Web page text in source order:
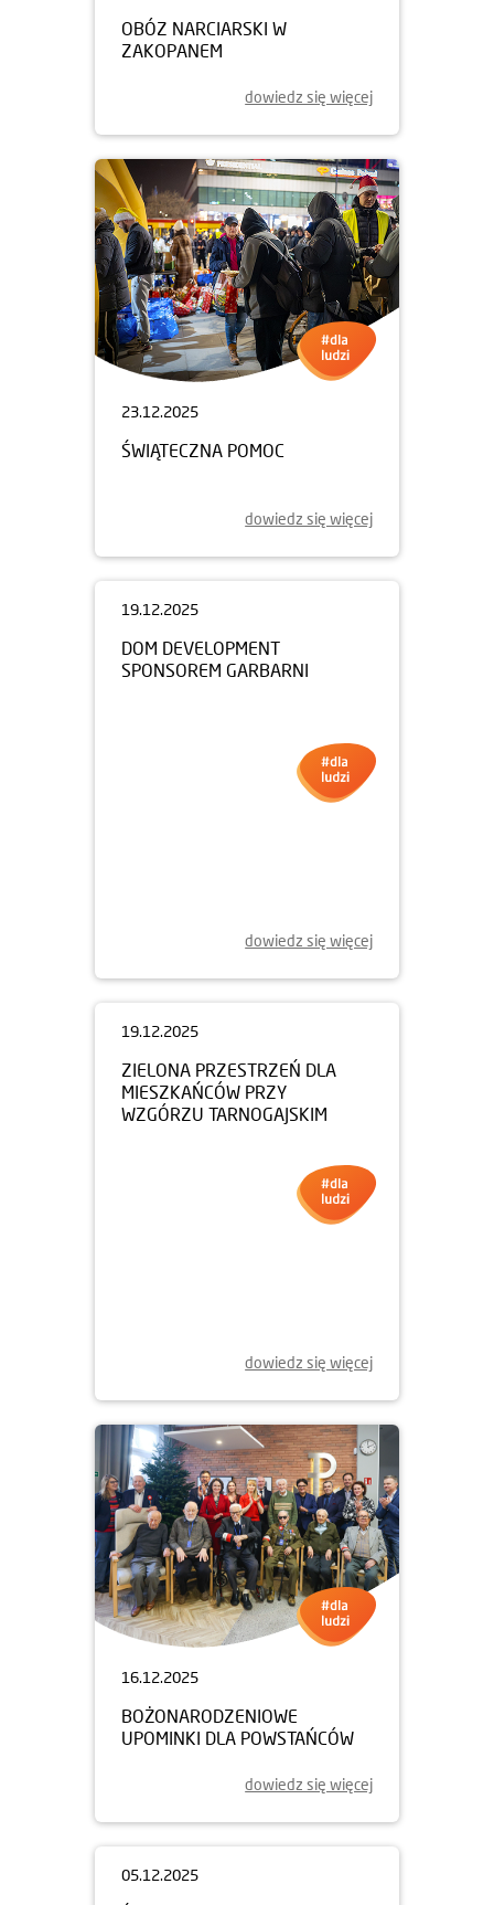
OBÓZ NARCIARSKI W
ZAKOPANEM
dowiedz się więcej
23.12.2025
ŚWIĄTECZNA POMOC
dowiedz się więcej
19.12.2025
DOM DEVELOPMENT
SPONSOREM GARBARNI
dowiedz się więcej
19.12.2025
ZIELONA PRZESTRZEŃ DLA
MIESZKAŃCÓW PRZY
WZGÓRZU TARNOGAJSKIM
dowiedz się więcej
16.12.2025
BOŻONARODZENIOWE
UPOMINKI DLA POWSTAŃCÓW
dowiedz się więcej